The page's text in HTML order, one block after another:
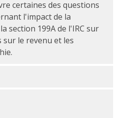
certaines des questions
l'impact de la
section 199A de l'IRC sur
le revenu et les